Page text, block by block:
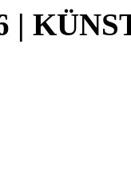
|